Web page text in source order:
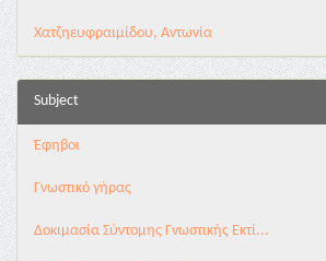
Χατζηευφραιμίδου, Αντωνία
Subject
Έφηβοι
Γνωστικό γήρας
Δοκιμασία Σύντομης Γνωστικής Εκτί...